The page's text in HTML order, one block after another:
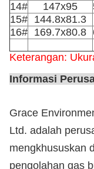
14# 147x95
15# 144.8x81.3
16# 169.7x80.8
Keterangan:
Informasi
Grace
Ltd. adalah
mengkhususkan
pengolahan gas